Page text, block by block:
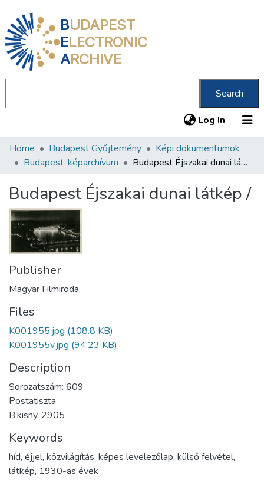
BUDAPEST
ELECTRONIC
ARCHIVE
Search
Log In (current)
Communities & Collections
Statistics
About us
Home Budapest Gyűjtemény
Képi dokumentumok
Budapest-képarchívum
Budapest Éjszakai dunai látkép /
Budapest Éjszakai dunai látkép /
Publisher
Magyar Filmiroda,
Files
K001955.jpg (108.8 KB)
K001955v.jpg (94.23 KB)
Description
Sorozatszám: 609
Postatiszta
B.kisny. 2905
Keywords
híd, éjjel, közvilágítás, képes levelezőlap, külső felvétel,
látkép, 1930-as évek